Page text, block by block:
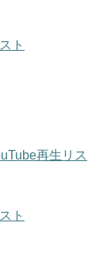
ト
再生リス
ト